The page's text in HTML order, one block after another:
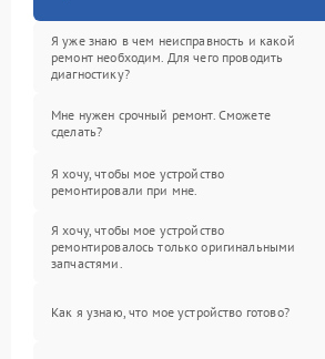
Я уже знаю в чем неисправность и какой
ремонт необходим. Для чего проводить
диагностику?
Мне нужен срочный ремонт. Сможете
сделать?
Я хочу, чтобы мое устройство
ремонтировали при мне.
Я хочу, чтобы мое устройство
ремонтировалось только оригинальными
запчастями.
Как я узнаю, что мое устройство готово?